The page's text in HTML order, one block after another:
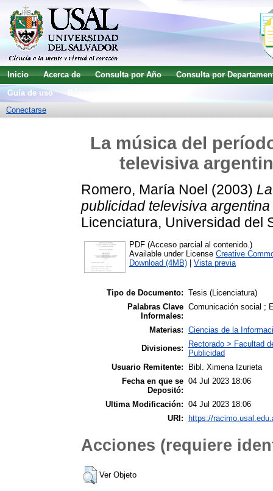
Inicio Acerca de Consulta por Año
Consulta por
Guía de uso
Conectarse
La música del
televisiva
Romero, María Noel (2003)
publicidad televisiva
Licenciatura, Universidad del
PDF (Acceso parcial al contenido.)
Available under License Creative
Download (4MB)
Vista previa
Tipo de Documento: Tesis (Licenciatura)
Palabras Clave
Informales:
Comunicación social ;
Materias: Ciencias de la
Divisiones:
Rectorado > Facultad
Publicidad
Usuario Remitente:
Bibl. Ximena Izurieta
Fecha en que se
Depositó:
04 Jul 2023 18:06
Ultima Modificación: 04 Jul 2023 18:06
URI:
https://
Acciones (requiere
Ver Objeto